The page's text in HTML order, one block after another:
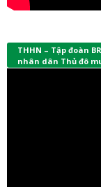
THHN – Tập đoàn
nhân dân Thủ đô